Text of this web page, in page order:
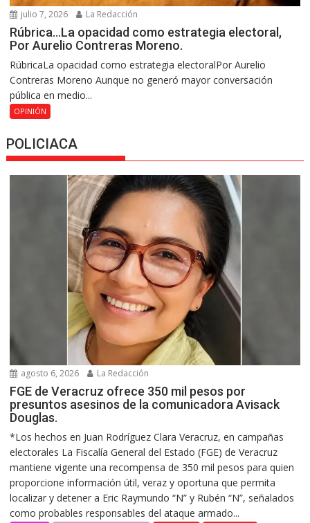
julio 7, 2026 La Redacción
Rúbrica…La opacidad como estrategia electoral,
Por Aurelio Contreras Moreno.
RúbricaLa opacidad como estrategia electoralPor Aurelio
Contreras Moreno Aunque no generó mayor conversación
pública en medio...
OPINIÓN
POLICIACA
agosto 6, 2026 La Redacción
FGE de Veracruz ofrece 350 mil pesos por
presuntos asesinos de la comunicadora Avisack
Douglas.
*Los hechos en Juan Rodríguez Clara Veracruz, en campañas
electorales La Fiscalía General del Estado (FGE) de Veracruz
mantiene vigente una recompensa de 350 mil pesos para quien
proporcione información útil, veraz y oportuna que permita
localizar y detener a Eric Raymundo “N” y Rubén “N”, señalados
como probables responsables del ataque armado...